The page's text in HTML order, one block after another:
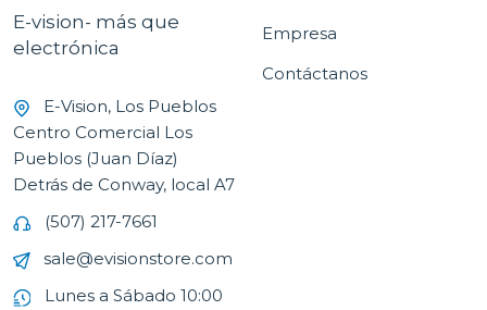
E-vision- más que
electrónica
E-Vision, Los Pueblos
Centro Comercial Los
Pueblos (Juan Díaz)
Detrás de Conway, local A7
(507) 217-7661
sale@evisionstore.com
Lunes a Sábado 10:00
Empresa
Contáctanos